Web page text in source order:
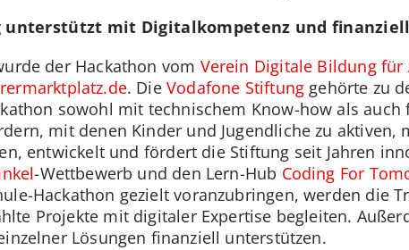
unterstützt mit Digitalkompetenz und
der Hackathon vom Verein Digitale Bildung für
. DieVodafone Stiftung gehörte zu
sowohl mit technischem Know-how als auch
mit denen Kinder und Jugendliche zu aktiven,
entwickelt und fördert die Stiftung seit Jahren
-Wettbewerb und den Lern-Hub Coding For
Hackathon gezielt voranzubringen, werden die
Projekte mit digitaler Expertise begleiten.
Lösungen finanziell unterstützen.